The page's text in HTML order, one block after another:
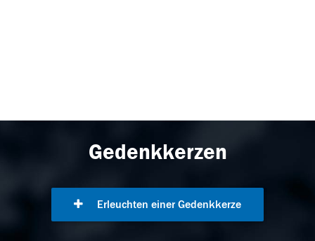
Gedenkkerzen
Erleuchten einer Gedenkkerze